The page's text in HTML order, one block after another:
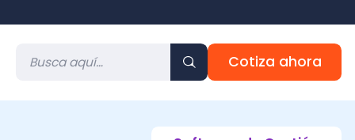
Cotiza ahora
Software de Gestión